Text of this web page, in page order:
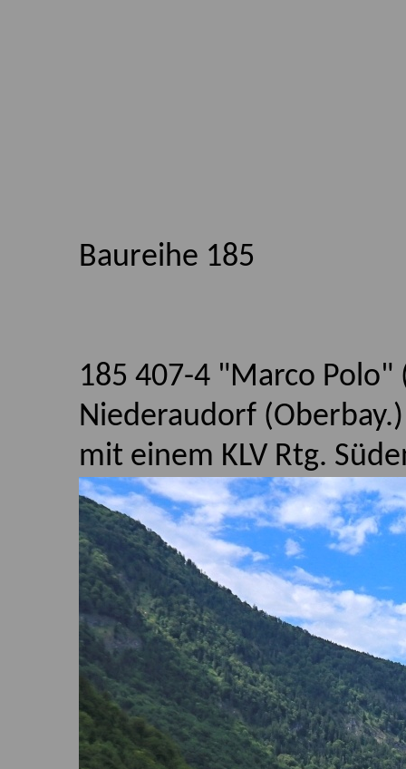
Baureihe 185
185 407-4 "Marco Polo"
Niederaudorf (Oberbay.)
mit einem KLV Rtg.